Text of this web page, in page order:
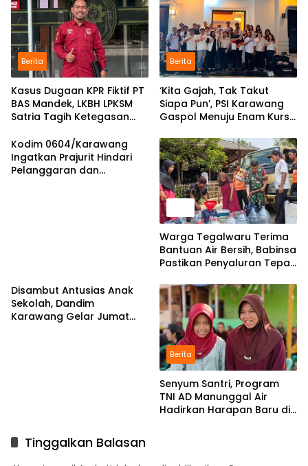
Berita
Kasus Dugaan KPR Fiktif PT
BAS Mandek, LKBH LPKSM
Satria Tagih Ketegasan
Berita
‘Kita Gajah, Tak Takut
Siapa Pun’, PSI Karawang
Gaspol Menuju Enam Kursi
Kodim 0604/Karawang
Ingatkan Prajurit Hindari
Pelanggaran dan
Warga Tegalwaru Terima
Bantuan Air Bersih, Babinsa
Pastikan Penyaluran Tepat
Disambut Antusias Anak
Sekolah, Dandim
Karawang Gelar Jumat
Berita
Senyum Santri, Program
TNI AD Manunggal Air
Hadirkan Harapan Baru di
Tinggalkan Balasan